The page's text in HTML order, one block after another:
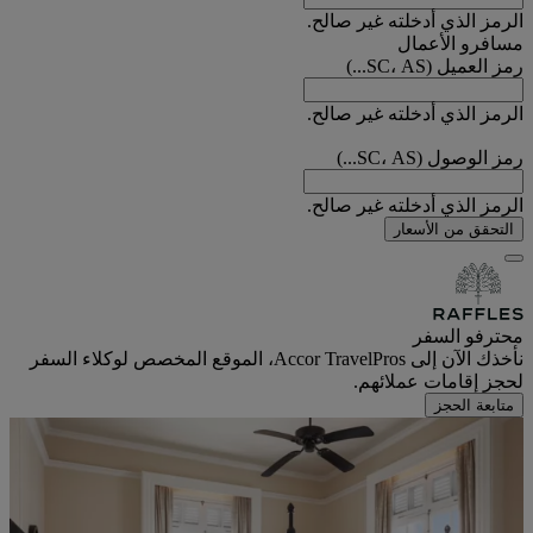
الرمز الذي أدخلته غير صالح.
مسافرو الأعمال
رمز العميل (SC، AS...)
الرمز الذي أدخلته غير صالح.
رمز الوصول (SC، AS...)
الرمز الذي أدخلته غير صالح.
التحقق من الأسعار
محترفو السفر
نأخذك الآن إلى Accor TravelPros، الموقع المخصص لوكلاء السفر
لحجز إقامات عملائهم.
متابعة الحجز